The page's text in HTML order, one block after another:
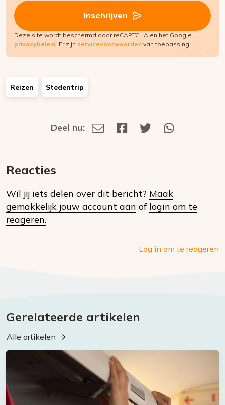
(Vereist)
Inschrijven
Deze site wordt beschermd door reCAPTCHA en het Google
privacybeleid . Er zijn servicevoorwaarden van toepassing.
Reizen Stedentrip
Deel
social
Deel nu:
Deel
Deel
Deel
Reacties
Wil jij iets delen over dit bericht? Maak
gemakkelijk jouw account aan of login om te
reageren.
Log in om te reageren
Gerelateerde artikelen
Alle artikelen